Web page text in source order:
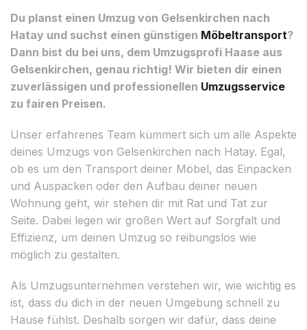
Du planst einen Umzug von Gelsenkirchen nach
Hatay und suchst einen günstigen Möbeltransport?
Dann bist du bei uns, dem Umzugsprofi Haase aus
Gelsenkirchen, genau richtig! Wir bieten dir einen
zuverlässigen und professionellen Umzugsservice
zu fairen Preisen.
Unser erfahrenes Team kümmert sich um alle Aspekte
deines Umzugs von Gelsenkirchen nach Hatay. Egal,
ob es um den Transport deiner Möbel, das Einpacken
und Auspacken oder den Aufbau deiner neuen
Wohnung geht, wir stehen dir mit Rat und Tat zur
Seite. Dabei legen wir großen Wert auf Sorgfalt und
Effizienz, um deinen Umzug so reibungslos wie
möglich zu gestalten.
Als Umzugsunternehmen verstehen wir, wie wichtig es
ist, dass du dich in der neuen Umgebung schnell zu
Hause fühlst. Deshalb sorgen wir dafür, dass deine